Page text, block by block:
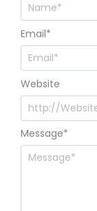
Message*
Email*
Website